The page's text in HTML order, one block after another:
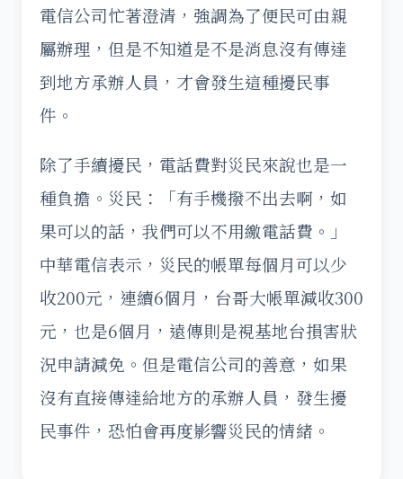
電信公司忙著澄清，強調為了便民可由親
屬辦理，但是不知道是不是消息沒有傳達
到地方承辦人員，才會發生這種擾民事
件。
除了手續擾民，電話費對災民來說也是一
種負擔。災民：「有手機撥不出去啊，如
果可以的話，我們可以不用繳電話費。」
中華電信表示，災民的帳單每個月可以少
收200元，連續6個月，台哥大帳單減收300
元，也是6個月，遠傳則是視基地台損害狀
況申請減免。但是電信公司的善意，如果
沒有直接傳達給地方的承辦人員，發生擾
民事件，恐怕會再度影響災民的情緒。